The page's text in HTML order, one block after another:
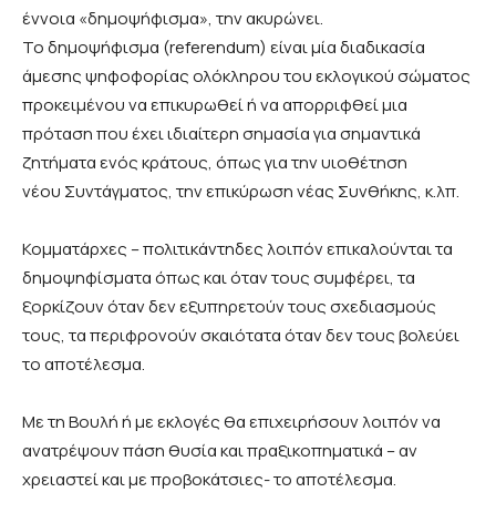
έννοια «δημοψήφισμα», την ακυρώνει.
Τοδημοψήφισμα (referendum) είναι μία διαδικασία
άμεσης ψηφοφορίας ολόκληρου του εκλογικού σώματος
προκειμένου να επικυρωθεί ή να απορριφθεί μια
πρόταση που έχει ιδιαίτερη σημασία για σημαντικά
ζητήματα ενός κράτους, όπως για την υιοθέτηση
νέου Συντάγματος, την επικύρωση νέας Συνθήκης, κ.λπ.
Κομματάρχες – πολιτικάντηδες λοιπόν επικαλούνται τα
δημοψηφίσματα όπως και όταν τους συμφέρει, τα
ξορκίζουν όταν δεν εξυπηρετούν τους σχεδιασμούς
τους, τα περιφρονούν σκαιότατα όταν δεν τους βολεύει
το αποτέλεσμα.
Με τη Βουλή ή με εκλογές θα επιχειρήσουν λοιπόν να
ανατρέψουν πάση θυσία και πραξικοπηματικά – αν
χρειαστεί και με προβοκάτσιες- το αποτέλεσμα.